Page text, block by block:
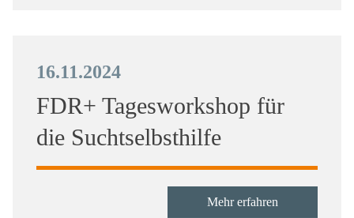
16.11.2024
FDR+ Tagesworkshop für
die Suchtselbsthilfe
Mehr erfahren